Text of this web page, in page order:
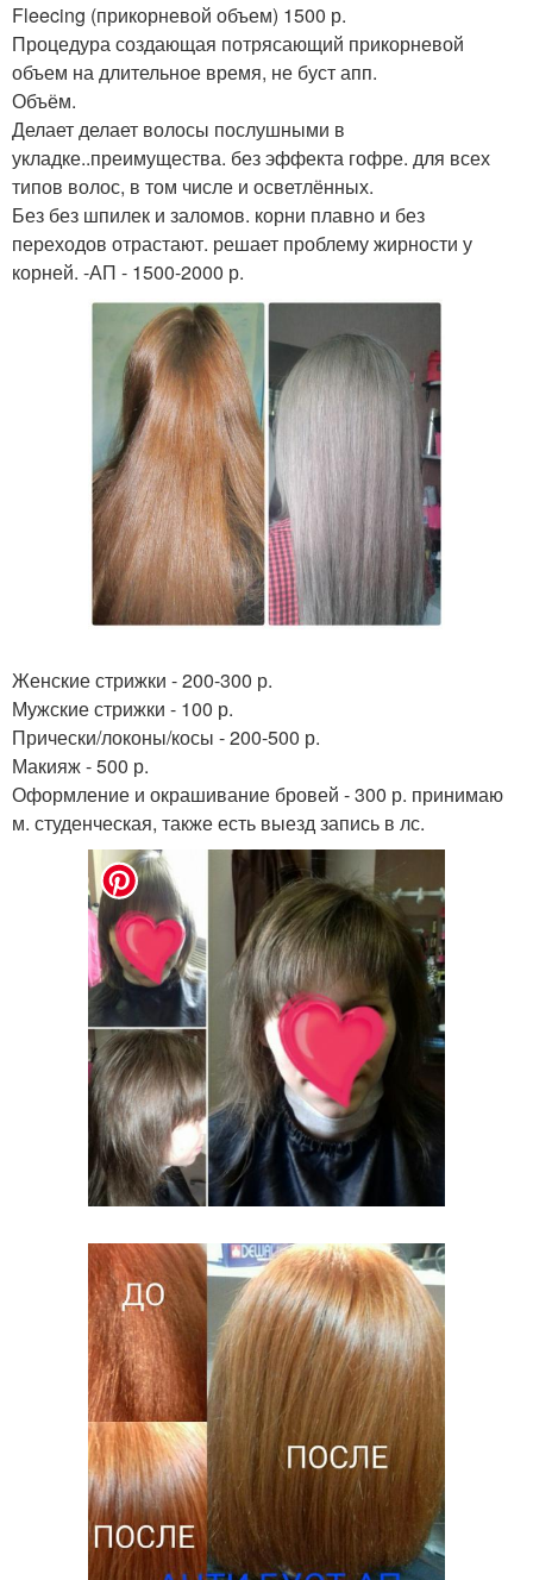
Fleecing (прикорневой объем) 1500 р.
Процедура создающая потрясающий прикорневой
объем на длительное время, не буст апп.
Объём.
Делает делает волосы послушными в
укладке..преимущества. без эффекта гофре. для всех
типов волос, в том числе и осветлённых.
Без без шпилек и заломов. корни плавно и без
переходов отрастают. решает проблему жирности у
корней. -АП - 1500-2000 р.
Женские стрижки - 200-300 р.
Мужские стрижки - 100 р.
Прически/локоны/косы - 200-500 р.
Макияж - 500 р.
Оформление и окрашивание бровей - 300 р. принимаю
м. студенческая, также есть выезд запись в лс.